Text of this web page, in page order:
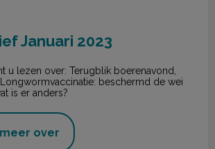
Januari 2023
u lezen over: Terugblik boerenavond,
beschermd de wei
is er anders?
over